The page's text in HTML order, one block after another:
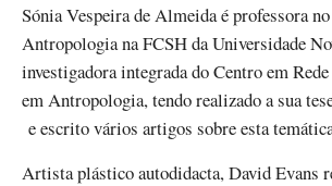
Sónia Vespeira de Almeida é professora
Antropologia na FCSH da Universidade
investigadora integrada do Centro em
em Antropologia, tendo realizado a sua
e escrito vários artigos sobre esta
Artista plástico autodidacta, David Evans